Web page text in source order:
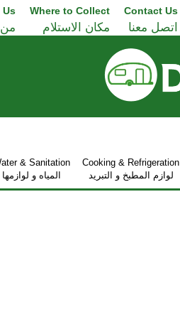
Where to Collect
مكان الاستلام
Contact Us
اتصل معنا
& Sanitation
المياه و لوازمها
Cooking & Refrigeration
لوازم المطبخ و التبريد